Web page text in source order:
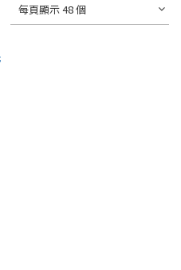
每頁顯示 48 個